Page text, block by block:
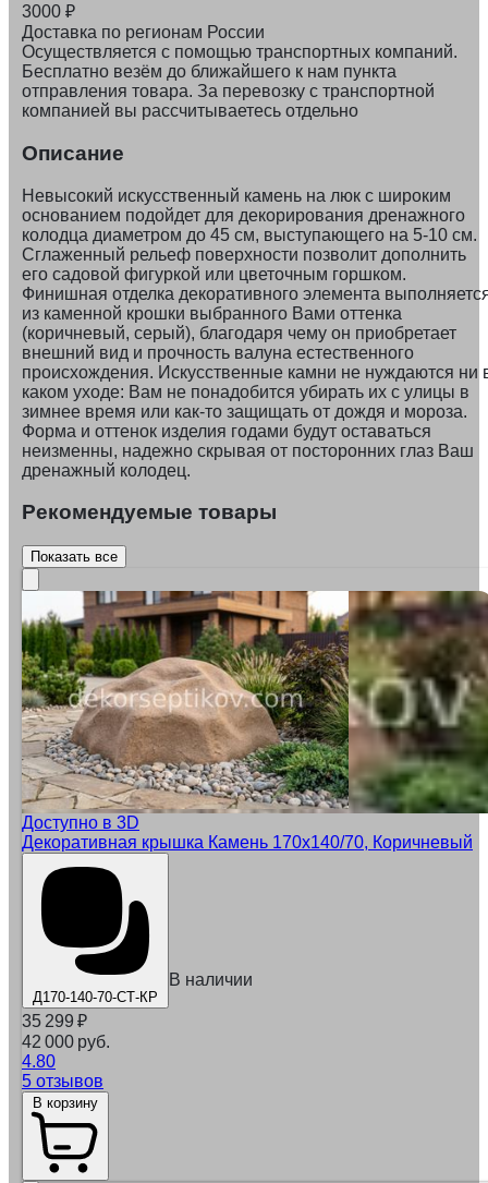
3000 ₽
Доставка по регионам России
Осуществляется с помощью транспортных компаний.
Бесплатно везём до ближайшего к нам пункта
отправления товара. За перевозку с транспортной
компанией вы рассчитываетесь отдельно
Описание
Невысокий искусственный камень на люк с широким
основанием подойдет для декорирования дренажного
колодца диаметром до 45 см, выступающего на 5-10 см.
Сглаженный рельеф поверхности позволит дополнить
его садовой фигуркой или цветочным горшком.
Финишная отделка декоративного элемента
из каменной крошки выбранного Вами оттенка
(коричневый, серый), благодаря чему он приобретает
внешний вид и прочность валуна естественного
происхождения. Искусственные камни не нуждаются ни
каком уходе: Вам не понадобится убирать их с улицы в
зимнее время или как-то защищать от дождя и мороза.
Форма и оттенок изделия годами будут оставаться
неизменны, надежно скрывая от посторонних глаз Ваш
дренажный колодец.
Рекомендуемые товары
Показать все
Доступно в 3D
Декоративная крышка Камень 170х140/70, Коричневый
Д170-140-70-СТ-КР
В наличии
35 299 ₽
42 000 руб.
4.80
5 отзывов